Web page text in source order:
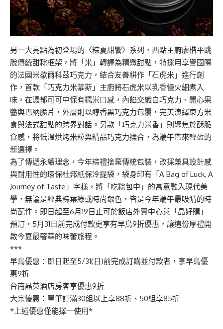
另一大亮點為初登場的〈粽夏甜饗〉系列，西點主廚廖楷平跳
脫傳統甜粽框架，將「米」轉譯為精緻甜點，特採用享譽國際
的法國米歇爾科茲巧克力，結合友善耕作「石虎米」進行創
作，首款「巧克力米慕斯」主廚將石虎米以乳香慢火細煮入
味，在濃郁可可中保有糯米口感，內餡交織白巧克力、開心果
醬與巴納脆片，外層則以醇香黑巧克力包覆，完美演繹東方米
食與法式甜點的跨界對話。另款「巧克力米香」則聚焦於酥脆
食感，將低溫烘烤米粒與精品巧克力揉合，為端午帶來輕盈的
新選擇。
為了傳遞永續理念，今年粽禮捨棄傳統包裝，改採兼具設計感
與耐用性的環保杜邦紙保冷提袋，袋身印有「A Bag of Luck, A
Journey of Taste」字樣，將「吃粽包中」的寓意融入現代美
學，無論是經典粽葉綠或時尚銀色，皆是今年端午最吸睛的時
尚配件。即日起至6月19日止可於飯店外賣中心與「晶好購」
預訂，5月31日前完成付款更享有早鳥9折優惠，讓這份厚禮開
啟今夏最奢華的味蕾旅程。
***
早鳥優惠：即日起至5/31(日)前完成訂購並付款者，享早鳥優
惠9折
台南晶英酒店房客享優惠9折
大宗優惠：單筆訂滿30組以上享88折、50組享85折
*上述優惠僅能擇一使用*